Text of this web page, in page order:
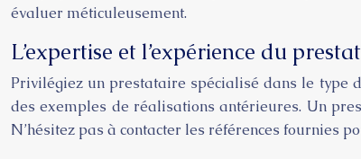
évaluer méticuleusement.
L’expertise et l’expérience du
Privilégiez un prestataire spécialisé dans le type
des exemples de réalisations antérieures. Un
N’hésitez pas à contacter les références fournies